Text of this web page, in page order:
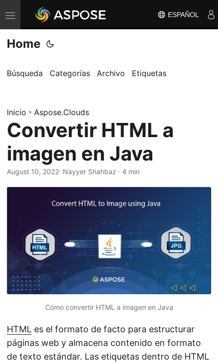
A
l
t
r
r
n
a
v
ESPAÑOL
Home
Búsqueda Categorías Archivo Etiquetas
Inicio » Aspose.Clouds
Convertir HTML a
imagen en Java
August 10, 2022· Nayyer Shahbaz · 4 min
Cómo convertir HTML a imagen en Java
HTML es el formato de facto para estructurar
páginas web y almacena contenido en formato
de texto estándar. Las etiquetas dentro de HTML